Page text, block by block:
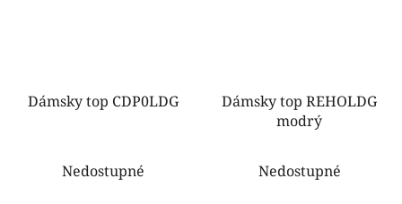
Dámsky top CDP0LDG
Nedostupné
Dámsky top REHOLDG
modrý
Nedostupné